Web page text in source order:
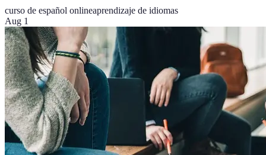
curso de español onlineaprendizaje de idiomas
Aug 1